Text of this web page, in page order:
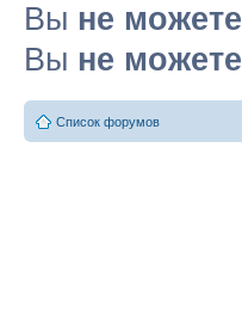
Вы не можете
Вы не можете
Список форумов